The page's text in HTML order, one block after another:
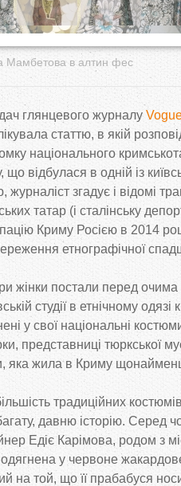
Мамбетова в алтин фес
глянцевого журналу
статтю, в якій
національного
що відбулася в одній із
журналіст згадує і відомі
татар (і сталінську
Криму Росією в 2014
етнографічної
жінки постали перед очима
студії в етнічному одязі
у свої національні
представниці тюркської
яка жила в Криму
традиційних
давню історію. Серед
Едіє Карімова, родом з
у червоне
на той, що її прабабуся